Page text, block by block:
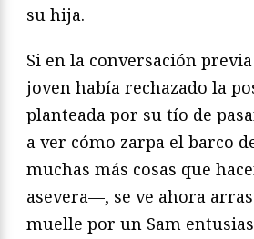
su hija.
Si en la conversación
joven había rechazado la
planteada por su tío de
a ver cómo zarpa el barco
muchas más cosas que
asevera—, se ve ahora
muelle por un Sam